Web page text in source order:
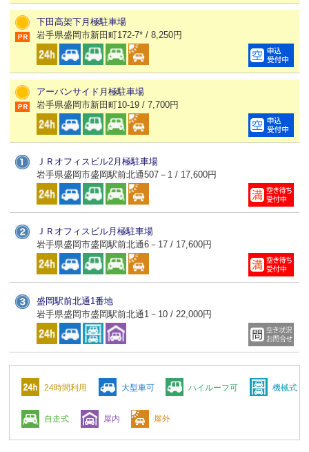
下田高架下月極駐車場
岩手県盛岡市新田町172-7* / 8,250円
アーバンサイド月極駐車場
岩手県盛岡市新田町10-19 / 7,700円
ＪＲオフィスビル2月極駐車場
岩手県盛岡市盛岡駅前北通507－1 / 17,600円
ＪＲオフィスビル月極駐車場
岩手県盛岡市盛岡駅前北通6－17 / 17,600円
盛岡駅前北通1番地
岩手県盛岡市盛岡駅前北通1－10 / 22,000円
24時間利用 大型車可 ハイルーフ可 機械式
自走式 屋内 屋外